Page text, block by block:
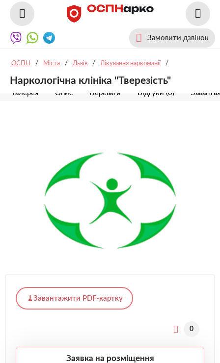
Замовити дзвінок
ОСПН / Міста / Львів / Лікування наркоманії /
Наркологічна клініка "Тверезість"
Галерея Опис Переваги Відгуки (0)
Завантажити PDF-картку
0
Заявка на розміщення